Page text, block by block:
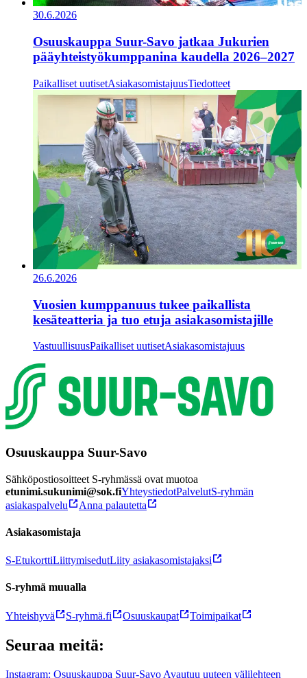
30.6.2026
Osuuskauppa Suur-Savo jatkaa Jukurien
pääyhteistyökumppanina kaudella 2026–2027
Paikalliset uutisetAsiakasomistajuusTiedotteet
26.6.2026
Vuosien kumppanuus tukee paikallista
kesäteatteria ja tuo etuja asiakasomistajille
VastuullisuusPaikalliset uutisetAsiakasomistajuus
Osuuskauppa Suur-Savo
Sähköpostiosoitteet S-ryhmässä ovat muotoa
etunimi.sukunimi@sok.fiYhteystiedotPalvelutS-ryhmän
asiakaspalvelu
Anna palautetta
Asiakasomistaja
S-EtukorttiLiittymisedutLiity asiakasomistajaksi
S-ryhmä muualla
Yhteishyvä S-ryhmä.fi Osuuskaupat Toimipaikat
Seuraa meitä:
Instagram: Osuuskauppa Suur-Savo Avautuu uuteen välilehteen